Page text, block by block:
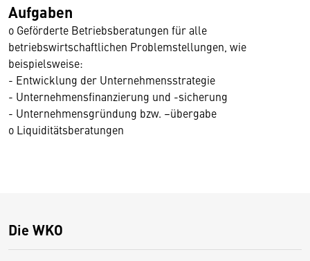
Aufgaben
o Geförderte Betriebsberatungen für alle
betriebswirtschaftlichen Problemstellungen, wie
beispielsweise:
- Entwicklung der Unternehmensstrategie
- Unternehmensfinanzierung und -sicherung
- Unternehmensgründung bzw. –übergabe
o Liquiditätsberatungen
Die WKO